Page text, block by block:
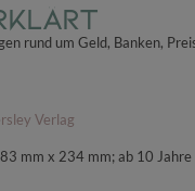
rund um Geld, Banken,
Verlag
mm x 234 mm; ab 10 Jahre